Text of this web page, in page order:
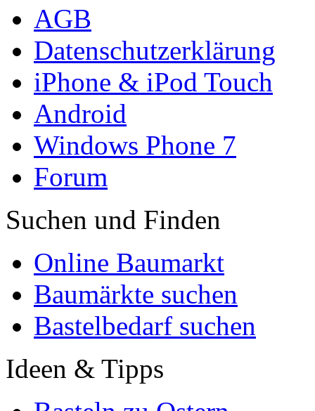
AGB
Datenschutzerklärung
iPhone & iPod Touch
Android
Windows Phone 7
Forum
Suchen und Finden
Online Baumarkt
Baumärkte suchen
Bastelbedarf suchen
Ideen & Tipps